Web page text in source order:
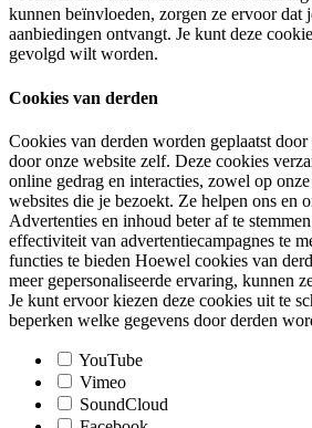
kunnen beïnvloeden, zorgen ze ervoor dat
aanbiedingen ontvangt. Je kunt deze
gevolgd wilt worden.
Cookies van derden
Cookies van derden worden geplaatst door
door onze website zelf. Deze cookies
online gedrag en interacties, zowel op
websites die je bezoekt. Ze helpen ons en
Advertenties en inhoud beter af te
effectiviteit van advertentiecampagnes te
functies te bieden Hoewel cookies van
meer gepersonaliseerde ervaring, kunnen
Je kunt ervoor kiezen deze cookies uit te
beperken welke gegevens door derden
YouTube
Vimeo
SoundCloud